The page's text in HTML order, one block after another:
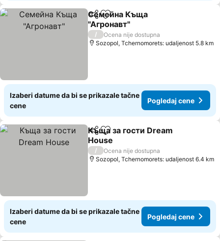
Deli Dodati u favorite
Семейна Къща
"Агронавт"
Pogledaj cene
/
Ocena nije dostupna
Sozopol, Tchernomorets: udaljenost 5.8 km
Izaberi datume da bi se prikazale tačne
cene
Pogledaj cene
Deli Dodati u favorite
Къща за гости Dream
House
Pogledaj cene
/
Ocena nije dostupna
Sozopol, Tchernomorets: udaljenost 6.4 km
Izaberi datume da bi se prikazale tačne
cene
Pogledaj cene